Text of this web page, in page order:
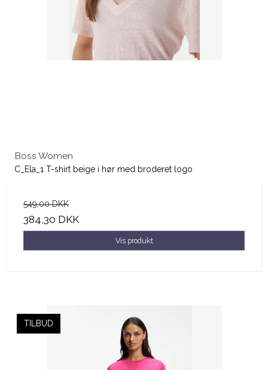
Boss Women
C_Ela_1 T-shirt beige i hør med broderet logo
549,00 DKK
384,30 DKK
Vis produkt
TILBUD